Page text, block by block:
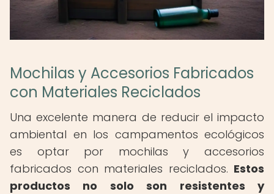
Mochilas y Accesorios Fabricados
con Materiales Reciclados
Una excelente manera de reducir el impacto
ambiental en los campamentos ecológicos
es optar por mochilas y accesorios
fabricados con materiales reciclados. Estos
productos no solo son resistentes y